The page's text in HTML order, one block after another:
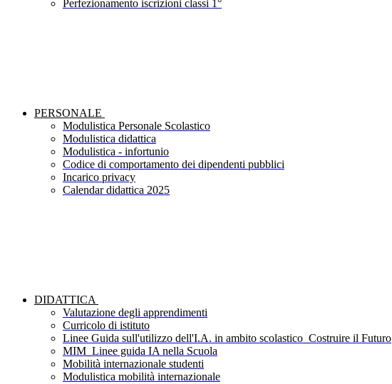
Perfezionamento iscrizioni classi 1°
PERSONALE
Modulistica Personale Scolastico
Modulistica didattica
Modulistica - infortunio
Codice di comportamento dei dipendenti pubblici
Incarico privacy
Calendar didattica 2025
DIDATTICA
Valutazione degli apprendimenti
Curricolo di istituto
Linee Guida sull'utilizzo dell'I.A. in ambito scolastico_Costruire il Futuro
MIM_Linee guida IA nella Scuola
Mobilità internazionale studenti
Modulistica mobilità internazionale